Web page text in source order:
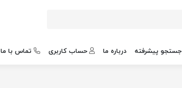
جستجو پیشرفته درباره ما حساب کاربری تماس با ما